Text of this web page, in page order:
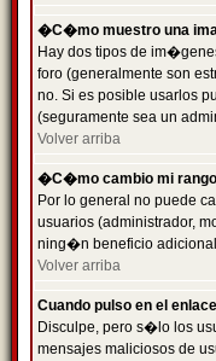
�C�mo muestro una
Hay dos tipos de
foro (generalmente son
no. Si es posible usarlos
(seguramente sea un
Volver arriba
�C�mo cambio mi
Por lo general no puede
usuarios (administrador,
ning�n beneficio
Volver arriba
Cuando pulso en el
Disculpe, pero s�lo los
mensajes maliciosos de